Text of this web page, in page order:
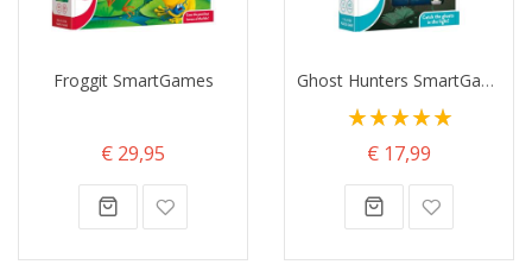
Froggit SmartGames
€ 29,95
Ghost Hunters SmartGames
Waardering:
100%€ 17,99